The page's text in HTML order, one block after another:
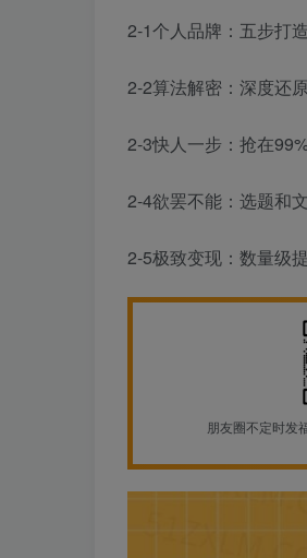
2-1个人品牌：五步打
2-2算法解密：深度还
2-3快人一步：抢在
2-4欲罢不能：选题和
2-5极致变现：数量级
朋友圈不定时发